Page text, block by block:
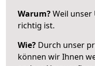
Warum?Weil unser
richtig ist.
Wie? Durch unser
können wir Ihnen